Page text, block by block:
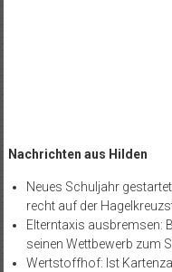
Nachrichten aus Hilden
Neues Schuljahr
recht auf der
Elterntaxis ausbremsen:
seinen Wettbewerb zum
Wertstoffhof: Ist